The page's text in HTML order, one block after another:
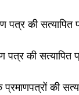
पत्र की सत्यापित
पत्र की सत्यापित
की